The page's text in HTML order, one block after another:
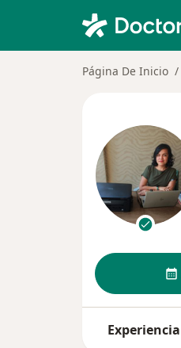
Página De Inicio
Experiencia